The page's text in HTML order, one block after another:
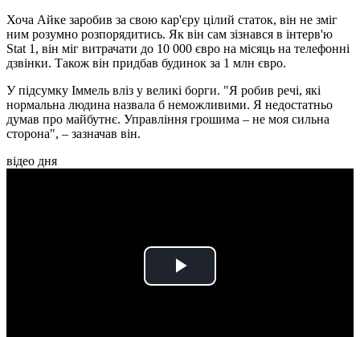
Хоча Айке заробив за свою кар'єру цілий статок, він не зміг
ним розумно розпорядитись. Як він сам зізнався в інтерв'ю
Stat 1, він міг витрачати до 10 000 євро на місяць на телефонні
дзвінки. Також він придбав будинок за 1 млн євро.
У підсумку Іммель вліз у великі борги. "Я робив речі, які
нормальна людина назвала б неможливими. Я недостатньо
думав про майбутнє. Управління грошима – не моя сильна
сторона", – зазначав він.
відео дня
Play